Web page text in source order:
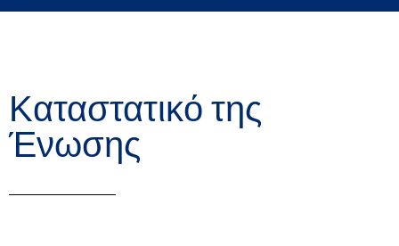
Καταστατικό της
Ένωσης